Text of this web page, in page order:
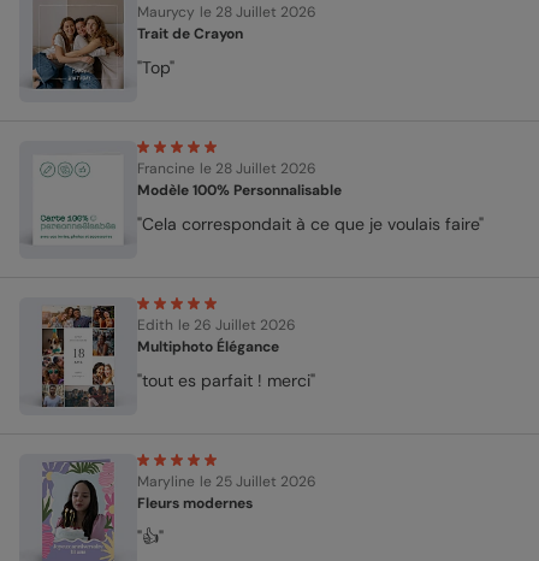
Maurycy le 28 Juillet 2026
Trait de Crayon
"Top"
Francine le 28 Juillet 2026
Modèle 100% Personnalisable
"Cela correspondait à ce que je voulais faire"
Edith le 26 Juillet 2026
Multiphoto Élégance
"tout es parfait ! merci"
Maryline le 25 Juillet 2026
Fleurs modernes
"👍"